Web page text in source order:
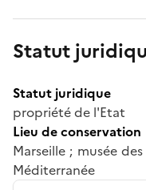
Statut
Statut juridique
propriété de l'Etat
Lieu de conservation
Marseille ; musée
Méditerranée